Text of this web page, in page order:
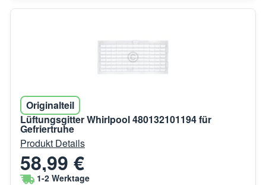
Originalteil
Lüftungsgitter Whirlpool 480132101194 für
Gefriertruhe
Produkt Details
58,99 €
1-2 Werktage